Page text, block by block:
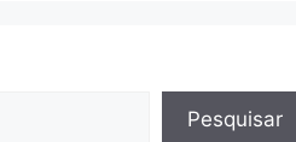
Pesquisar